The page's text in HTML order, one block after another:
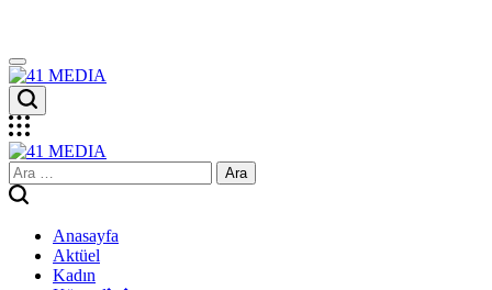
Skip
to
content
41
MEDIA
41
MEDIA
Arama:
Anasayfa
Aktüel
Kadın